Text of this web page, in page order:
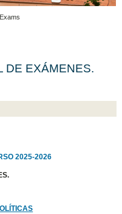
DE EXÁMENES.
2025-2026